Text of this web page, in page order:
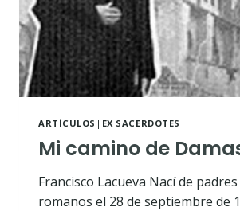
ARTÍCULOS | EX SACERDOTES
Mi camino de
Francisco Lacueva Nací de
romanos el 28 de septiembre de